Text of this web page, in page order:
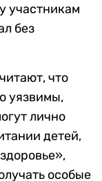
участникам
без
что
уязвимы,
лично
детей,
особые